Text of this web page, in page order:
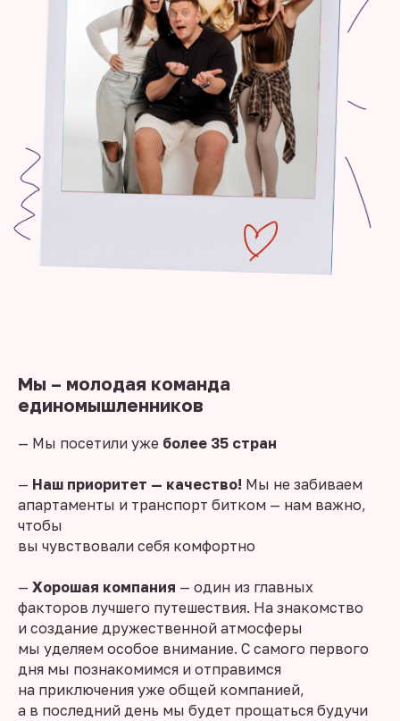
Мы – молодая команда
единомышленников
— Мы посетили уже более 35 стран
— Наш приоритет — качество! Мы не забиваем
апартаменты и транспорт битком — нам важно,
чтобы
вы чувствовали себя комфортно
— Хорошая компания — один из главных
факторов лучшего путешествия. На знакомство
и создание дружественной атмосферы
мы уделяем особое внимание. С самого первого
дня мы познакомимся и отправимся
на приключения уже общей компанией,
а в последний день мы будет прощаться будучи